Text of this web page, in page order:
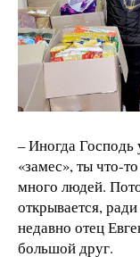
– Иногда Господь
«замес», ты что-
много людей.
открывается,
недавно отец
большой друг.